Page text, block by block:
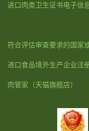
进口肉类卫生证书电子信
符合评估审查要求的国家
进口食品境外生产企业注
肉管家 （天猫旗舰店）